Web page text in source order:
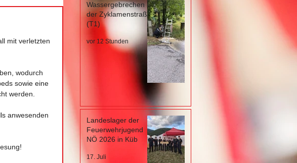
mit verletzten
wodurch
sowie eine
werden.
anwesenden
Wassergebrechen in
der Zyklamenstraße
(T1)
vor 12 Stunden
Landeslager der
Feuerwehrjugend
NÖ 2026 in Küb
17. Juli